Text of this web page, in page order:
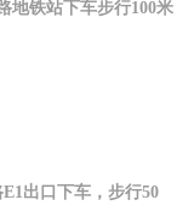
地铁站下车步行100米
出口下车，步行50